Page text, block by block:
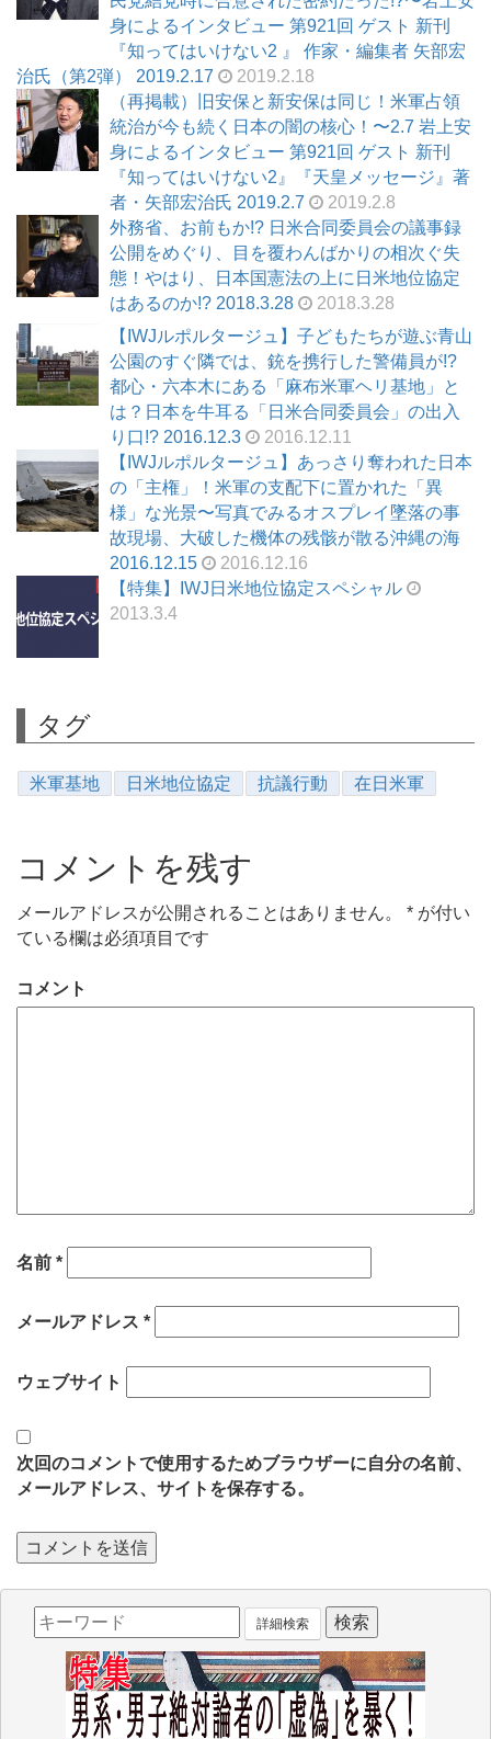
身によるインタビュー 第921回 ゲスト 新刊
『知ってはいけない2 』 作家・編集者 矢部宏
治氏（第2弾） 2019.2.17
2019.2.18
（再掲載）旧安保と新安保は同じ！米軍占領
統治が今も続く日本の闇の核心！〜2.7 岩上安
身によるインタビュー 第921回 ゲスト 新刊
『知ってはいけない2』『天皇メッセージ』著
者・矢部宏治氏 2019.2.7
2019.2.8
外務省、お前もか!? 日米合同委員会の議事録
公開をめぐり、目を覆わんばかりの相次ぐ失
態！やはり、日本国憲法の上に日米地位協定
はあるのか!? 2018.3.28
2018.3.28
【IWJルポルタージュ】子どもたちが遊ぶ青山
公園のすぐ隣では、銃を携行した警備員が!?
都心・六本木にある「麻布米軍ヘリ基地」と
は？日本を牛耳る「日米合同委員会」の出入
り口!? 2016.12.3
2016.12.11
【IWJルポルタージュ】あっさり奪われた日本
の「主権」！米軍の支配下に置かれた「異
様」な光景〜写真でみるオスプレイ墜落の事
故現場、大破した機体の残骸が散る沖縄の海
2016.12.15
2016.12.16
【特集】IWJ日米地位協定スペシャル
2013.3.4
タグ
米軍基地 日米地位協定 抗議行動 在日米軍
コメントを残す
メールアドレスが公開されることはありません。 * が付い
ている欄は必須項目です
コメント
名前 *
メールアドレス *
ウェブサイト
次回のコメントで使用するためブラウザーに自分の名前、
メールアドレス、サイトを保存する。
詳細検索